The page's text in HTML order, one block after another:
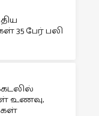
35 பேர் பலி
உணவு,